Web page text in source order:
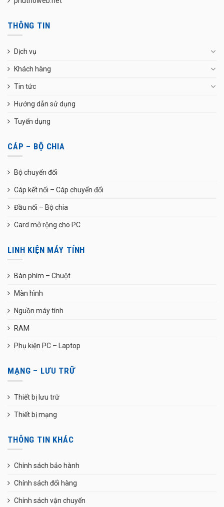
THÔNG TIN
Dịch vụ
Khách hàng
Tin tức
Hướng dẫn sử dụng
Tuyển dụng
CÁP – BỘ CHIA
Bộ chuyển đổi
Cáp kết nối – Cáp chuyển đổi
Đầu nối – Bộ chia
Card mở rộng cho PC
LINH KIỆN MÁY TÍNH
Bàn phím – Chuột
Màn hình
Nguồn máy tính
RAM
Phụ kiện PC – Laptop
MẠNG – LƯU TRỮ
Thiết bị lưu trữ
Thiết bị mạng
THÔNG TIN KHÁC
Chính sách bảo hành
Chính sách đổi hàng
Chính sách vận chuyển